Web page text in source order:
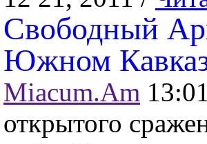
Свободный
Южном
Miacum.Am
открытого